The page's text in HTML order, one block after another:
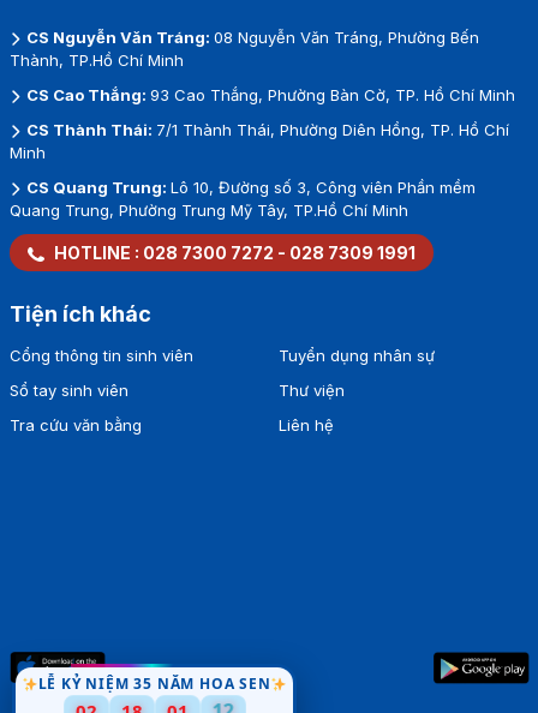
LỄ KỶ NIỆM 35 NĂM HOA SEN
CS Nguyễn Văn Tráng: 08 Nguyễn Văn Tráng, Phường Bến
Thành, TP.Hồ Chí Minh
CS Cao Thắng: 93 Cao Thắng, Phường Bàn Cờ, TP. Hồ Chí Minh
CS Thành Thái: 7/1 Thành Thái, Phường Diên Hồng, TP. Hồ Chí
Minh
CS Quang Trung: Lô 10, Đường số 3, Công viên Phần mềm
Quang Trung, Phường Trung Mỹ Tây, TP.Hồ Chí Minh
HOTLINE : 028 7300 7272 - 028 7309 1991
Tiện ích khác
Cổng thông tin sinh viên
Sổ tay sinh viên
Tra cứu văn bằng
Tuyển dụng nhân sự
Thư viện
Liên hệ